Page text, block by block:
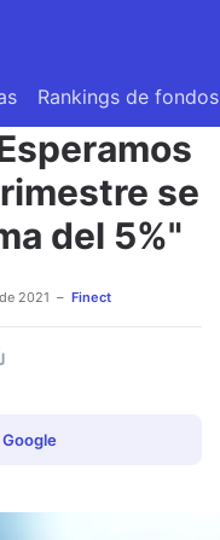
Rankings de fondos
se
del 5%"
2021 Finect